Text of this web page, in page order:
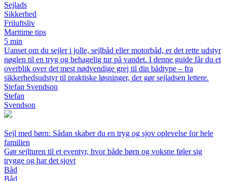
Sejlads
Sikkerhed
Friluftsliv
Maritime tips
5 min
Uanset om du sejler i jolle, sejlbåd eller motorbåd, er det rette udstyr
nøglen til en tryg og behagelig tur på vandet. I denne guide får du et
overblik over det mest nødvendige grej til din bådtype – fra
sikkerhedsudstyr til praktiske løsninger, der gør sejladsen lettere.
Stefan Svendson
Stefan
Svendson
Sejl med børn: Sådan skaber du en tryg og sjov oplevelse for hele
familien
Gør sejlturen til et eventyr, hvor både børn og voksne føler sig
trygge og har det sjovt
Båd
Båd